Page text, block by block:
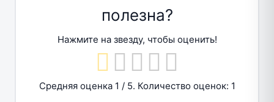
полезна?
Нажмите на звезду, чтобы оценить!
Средняя оценка 1 / 5. Количество оценок: 1